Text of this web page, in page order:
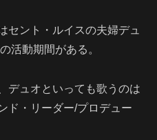
セント・ルイスの夫婦デュ
活動期間がある。
デュオといっても歌うのは
ド・リーダー/プロデュー